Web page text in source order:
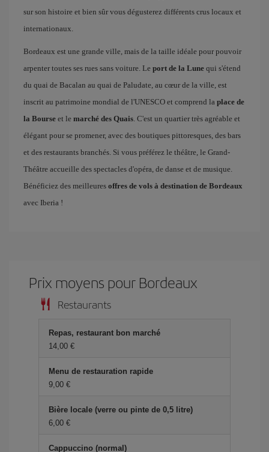
sur son histoire et bien sûr vous dégusterez différents crus locaux et
internationaux.
Bordeaux est une grande ville, mais de la taille idéale pour pouvoir
arpenter toutes ses rues sans voiture. Le port de la Lune qui s'étend
du quai de Bacalan au quai de Paludate, au cœur de la ville, est
inscrit au patrimoine mondial de l'UNESCO et comprend la place de
la Bourse et le marché des Quais. C'est un quartier très agréable et
élégant pour se promener, avec des boutiques pittoresques, des bars
et des restaurants branchés. Si vous préférez le théâtre, le Grand-
Théâtre accueille des spectacles d'opéra, de danse et de musique.
Bénéficiez des meilleures offres de vols à destination de Bordeaux
avec Iberia !
Prix ​​moyens pour Bordeaux
Restaurants
Repas, restaurant bon marché
14,00 €
Menu de restauration rapide
9,00 €
Bière locale (verre ou pinte de 0,5 litre)
6,00 €
Cappuccino (normal)